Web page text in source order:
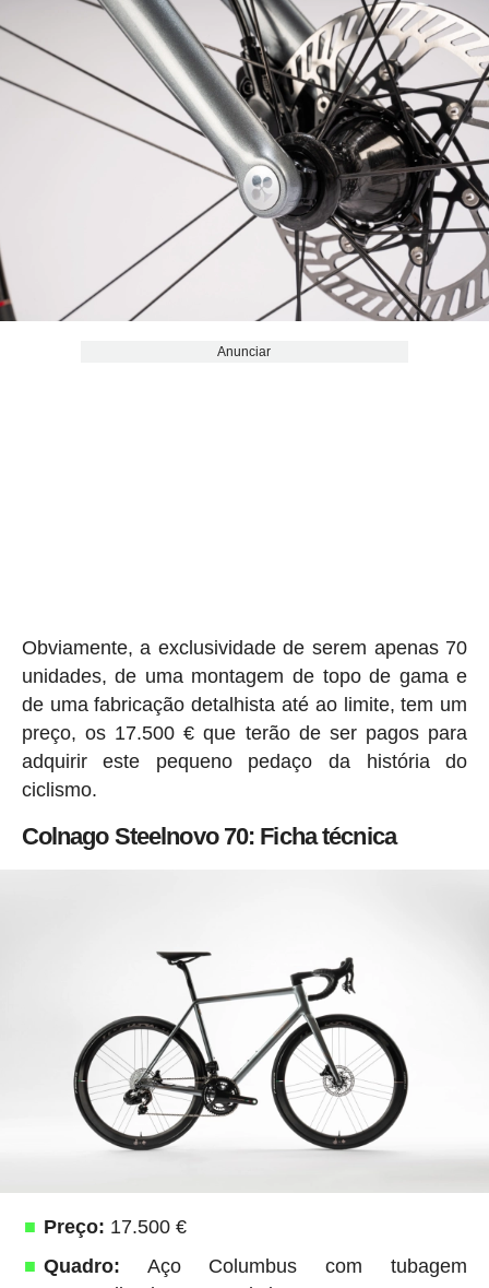
Anunciar
Obviamente, a exclusividade de serem apenas 70
unidades, de uma montagem de topo de gama e
de uma fabricação detalhista até ao limite, tem um
preço, os 17.500 € que terão de ser pagos para
adquirir este pequeno pedaço da história do
ciclismo.
Colnago Steelnovo 70: Ficha técnica
Preço: 17.500 €
Quadro: Aço Columbus com tubagem